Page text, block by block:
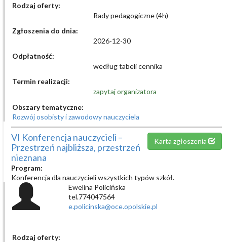
Rodzaj oferty:
Rady pedagogiczne (4h)
Zgłoszenia do dnia:
2026-12-30
Odpłatność:
według tabeli cennika
Termin realizacji:
zapytaj organizatora
Obszary tematyczne:
Rozwój osobisty i zawodowy nauczyciela
VI Konferencja nauczycieli –
Przestrzeń najbliższa, przestrzeń
nieznana
Karta zgłoszenia
Program:
Konferencja dla nauczycieli wszystkich typów szkół.
Ewelina Policińska
tel.774047564
e.policinska@oce.opolskie.pl
Rodzaj oferty: